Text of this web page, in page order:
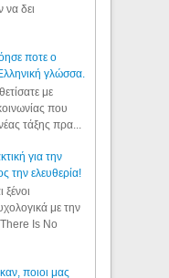
να δει
ποτε ο
γλώσσα.
με
που
τάξης πρα...
για την
την ελευθερία!
με την
Is No
ποιοι μας